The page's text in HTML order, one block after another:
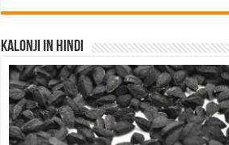
Kalonji In Hindi